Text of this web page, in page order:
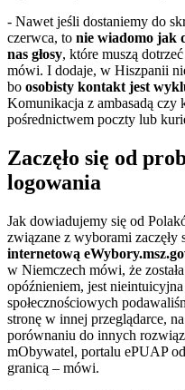
- Nawet jeśli dostaniemy do
czerwca, to nie wiadomo jak
nas głosy, które muszą
mówi. I dodaje, w Hiszpanii
bo osobisty kontakt jest
Komunikacja z ambasadą czy
pośrednictwem poczty lub
Zaczęło się od
logowania
Jak dowiadujemy się od
związane z wyborami zaczęły
internetową
w Niemczech mówi, że
opóźnieniem, jest nieintuicyjna
społecznościowych
stronę w innej przeglądarce,
porównaniu do innych
mObywatel, portalu ePUAP
granicą – mówi.